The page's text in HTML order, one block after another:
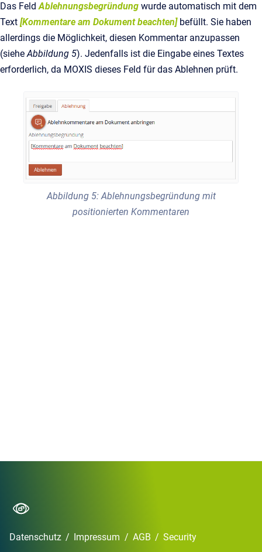
Das Feld Ablehnungsbegründung wurde automatisch mit dem
Text [Kommentare am Dokument beachten]befüllt. Sie haben
allerdings die Möglichkeit, diesen Kommentar anzupassen
(siehe Abbildung 5). Jedenfalls ist die Eingabe eines Textes
erforderlich, da MOXIS dieses Feld für das Ablehnen prüft.
Abbildung 5: Ablehnungsbegründung mit
positionierten Kommentaren
Datenschutz / Impressum / AGB / Security